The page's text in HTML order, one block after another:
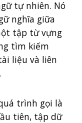
tự nhiên. Nó
nghĩa giữa
tập từ vựng
tìm kiếm
liệu và liên
trình gọi là
tiên, tập dữ